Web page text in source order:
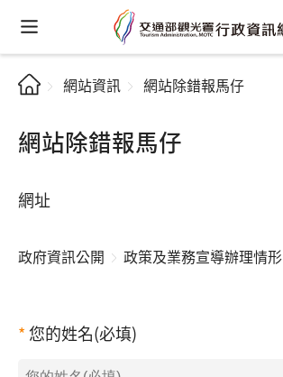
網站資訊 網站除錯報馬仔
網站除錯報馬仔
網址
政府資訊公開 政策及業務宣導辦理情形
您的姓名(必填)